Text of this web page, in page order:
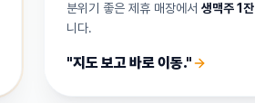
분위기 좋은 제휴 매장에서생맥주 1잔
니다.
"지도 보고 바로 이동."